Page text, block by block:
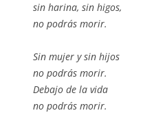
sin harina, sin higos,
no podrás morir.
Sin mujer y sin hijos
no podrás morir.
Debajo de la vida
no podrás morir.